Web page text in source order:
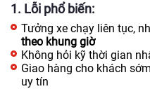
1. Lỗi phổ biến:
Tưởng xe chạy liên tục,
theo khung giờ
Không hỏi kỹ thời gian
Giao hàng cho khách
uy tín